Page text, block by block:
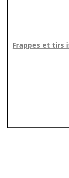
Frappes et tirs